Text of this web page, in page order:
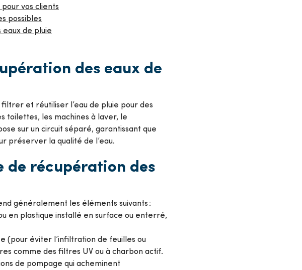
vos clients
possibles
de pluie
des eaux de
et réutiliser l’eau de pluie pour des
toilettes, les machines à laver, le
sur un circuit séparé, garantissant que
préserver la qualité de l’eau.
de récupération des
généralement les éléments suivants :
en plastique installé en surface ou enterré,
(pour éviter l’infiltration de feuilles ou
comme des filtres UV ou à charbon actif.
de pompage qui acheminent